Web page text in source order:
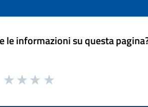
le informazioni su questa